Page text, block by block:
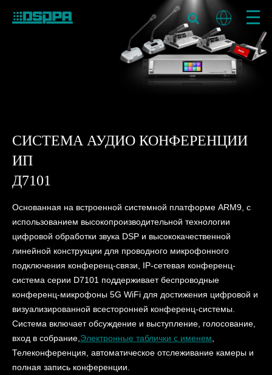
СИСТЕМА АУДИО КОНФЕРЕНЦИИ
ИП
Д7101
Основанная на встроенной системной платформе ARM9, с
использованием высокопроизводительной технологии
цифровой обработки звука DSP и высококачественной
линейной конструкции для проводного микрофонного
подключения конференц-связи, IP-сетевая конференц-
система серии D7101 поддерживает беспроводные
конференц-микрофоны 5G WiFi для достижения цифровой и
визуализированной всесторонней конференц-системы.
Система включает обсуждение и выступление, голосование,
вход в собрание,Электронные таблички с именем,
Телеконференция, автоматическое отслеживание камеры и
полная запись конференции.